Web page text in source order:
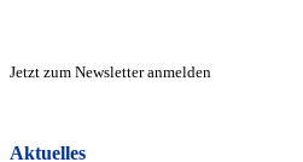
Jetzt zum Newsletter anmelden
Aktuelles